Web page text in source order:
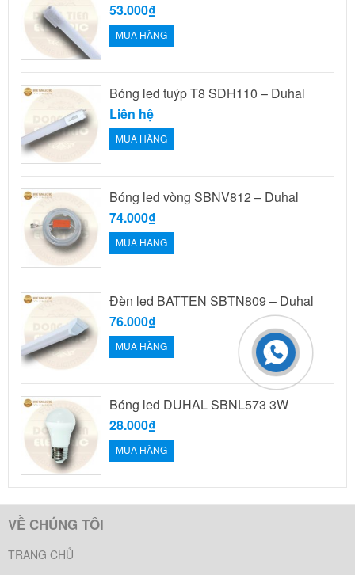
53.000₫
MUA HÀNG
Bóng led tuýp T8 SDH110 – Duhal
Liên hệ
MUA HÀNG
Bóng led vòng SBNV812 – Duhal
74.000₫
MUA HÀNG
Đèn led BATTEN SBTN809 – Duhal
76.000₫
MUA HÀNG
Bóng led DUHAL SBNL573 3W
28.000₫
MUA HÀNG
VỀ CHÚNG TÔI
TRANG CHỦ